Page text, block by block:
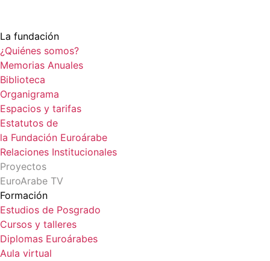
La fundación
¿Quiénes somos?
Memorias Anuales
Biblioteca
Organigrama
Espacios y tarifas
Estatutos de
la Fundación Euroárabe
Relaciones Institucionales
Proyectos
EuroArabe TV
Formación
Estudios de Posgrado
Cursos y talleres
Diplomas Euroárabes
Aula virtual